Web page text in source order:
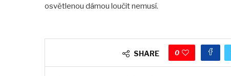
osvětlenou dámou loučit nemusí.
SHARE 0